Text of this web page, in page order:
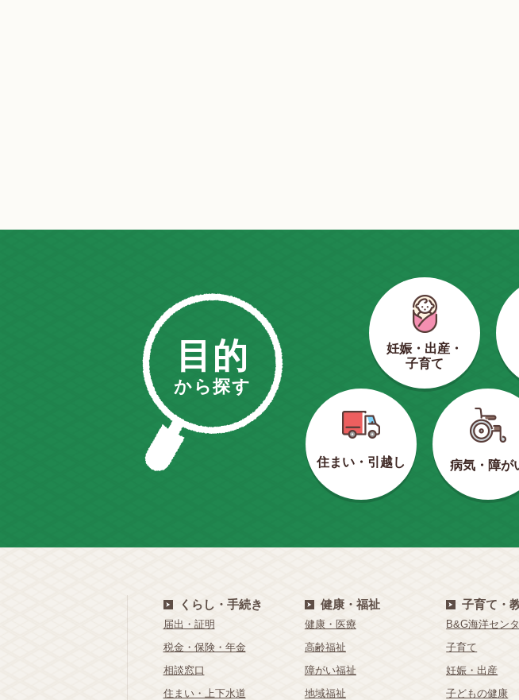
目的
から探す
妊娠・出産・
子育て
住まい・引越し 病気・障が
くらし・手続き
届出・証明
税金・保険・年金
相談窓口
住まい・上下水道
健康・福祉
健康・医療
高齢福祉
障がい福祉
地域福祉
子育て・
B&G海洋セン
子育て
妊娠・出産
子どもの健康